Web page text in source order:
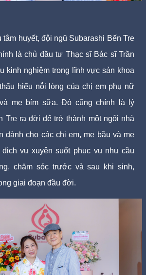
huyết, đội ngũ Subarashi Bến Tre
là chủ đầu tư Thạc sĩ Bác sĩ Trần
kinh nghiệm trong lĩnh vực sản khoa
hiểu nỗi lòng của chị em phụ nữ
mẹ bỉm sữa. Đó cũng chính là lý
Tre ra đời để trở thành một ngôi nhà
dành cho các chị em, mẹ bầu và mẹ
vụ xuyên suốt phục vụ nhu cầu
chăm sóc trước và sau khi sinh,
giai đoạn đầu đời.